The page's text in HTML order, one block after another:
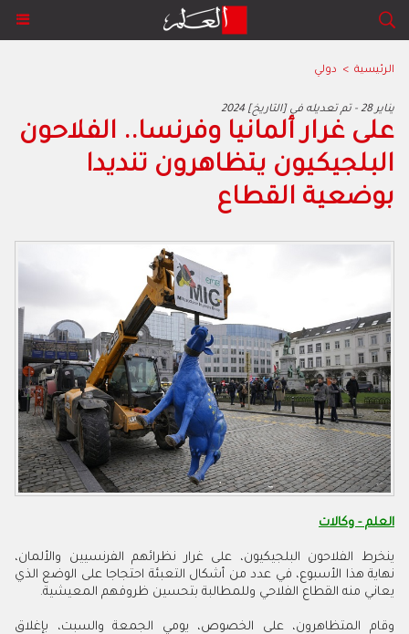
الرئيسية > دولي
2024 يناير 28 - تم تعديله في [التاريخ]
على غرار ألمانيا وفرنسا.. الفلاحون
البلجيكيون يتظاهرون تنديدا
بوضعية القطاع
العلم - وكالات
ينخرط الفلاحون البلجيكيون، على غرار نظرائهم الفرنسيين والألمان،
نهاية هذا الأسبوع، في عدد من أشكال التعبئة احتجاجا على الوضع الذي
يعاني منه القطاع الفلاحي وللمطالبة بتحسين ظروفهم المعيشية.
وقام المتظاهرون، على الخصوص، يومي الجمعة والسبت، بإغلاق